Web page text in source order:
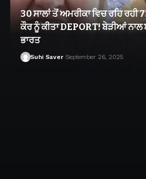
30 ਸਾਲਾਂ ਤੋਂ ਅਮਰੀਕਾ ਵਿਚ ਰਹਿ ਰਹੀ
ਕੌਰ ਨੂੰ ਕੀਤਾ DEPORT! ਬੇੜੀਆਂ
ਭਾਰਤ
Suhi Saver September 26, 2025